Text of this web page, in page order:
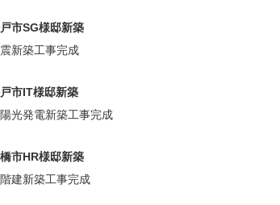
市SG様邸新築
新築工事完成
市IT様邸新築
光発電新築工事完成
市HR様邸新築
階建新築工事完成